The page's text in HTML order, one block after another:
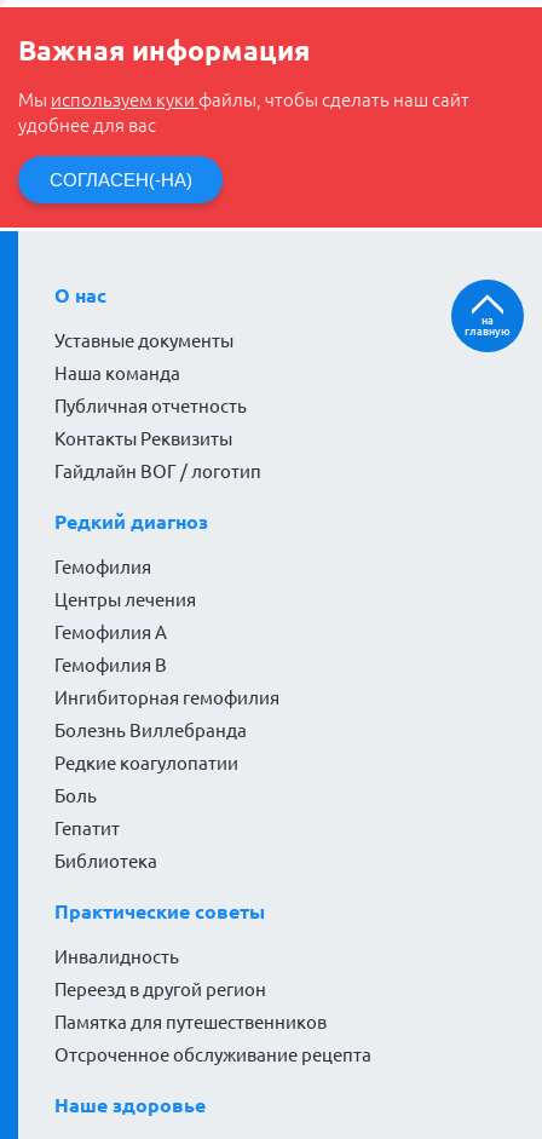
Важная информация
Мы используем куки файлы, чтобы сделать наш сайт
удобнее для вас
СОГЛАСЕН(-НА)
О нас
Уставные документы
Наша команда
Публичная отчетность
Контакты Реквизиты
Гайдлайн ВОГ / логотип
Редкий диагноз
Гемофилия
Центры лечения
Гемофилия А
Гемофилия В
Ингибиторная гемофилия
Болезнь Виллебранда
Редкие коагулопатии
Боль
Гепатит
Библиотека
Практические советы
Инвалидность
Переезд в другой регион
Памятка для путешественников
Отсроченное обслуживание рецепта
Наше здоровье
на
главную